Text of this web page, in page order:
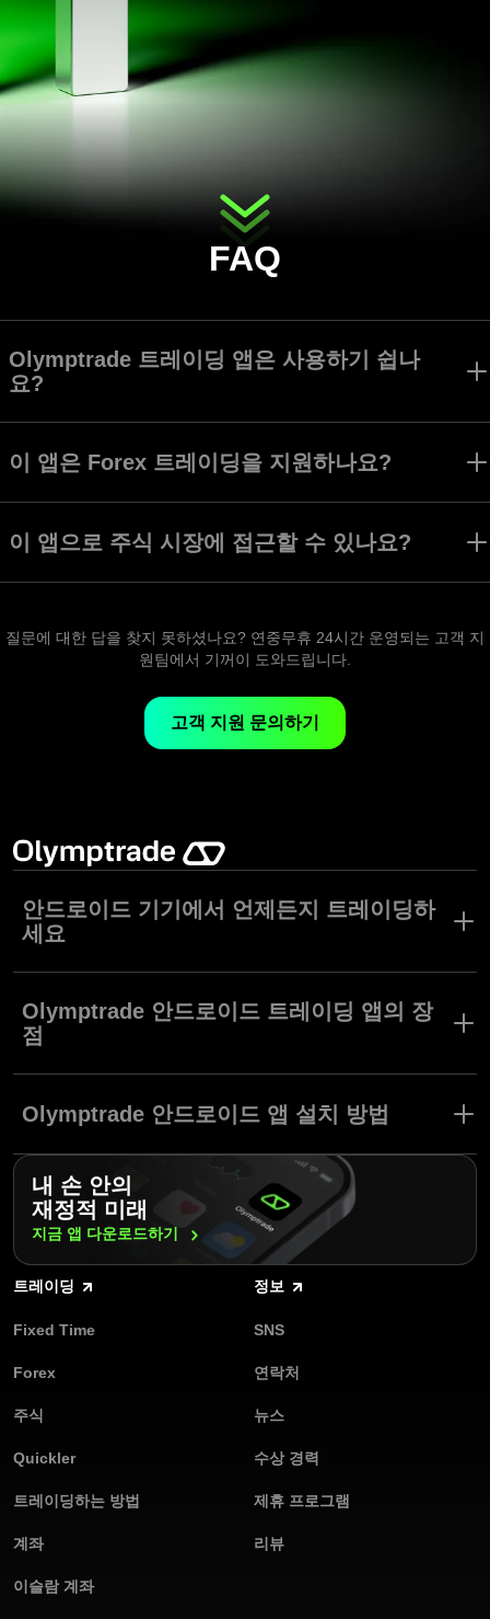
FAQ
Olymptrade 트레이딩 앱은 사용하기 쉽나
요?
를 검색하고 모든 도구를 사용할 수 있도록 만들어졌습니다.
이 앱은 Forex 트레이딩을 지원하나요?
모드, 전략, 자산이 지원되어 다양한 트레이딩 스타일과 취향을 가진 사
용자들 모두에게 안성맞춤입니다.
이 앱으로 주식 시장에 접근할 수 있나요?
질문에 대한 답을 찾지 못하셨나요? 연중무휴 24시간 운영되는 고객 지
원팀에서 기꺼이 도와드립니다.
고객 지원 문의하기
안드로이드 기기에서 언제든지 트레이딩하
세요
사의 편리한 안드로이드 트레이딩 앱은 노트북이나 PC와 동일한 기
능을 제공하여 트레이딩을 더욱 쉽게 만들어줍니다.
Olymptrade 안드로이드 앱을 사용하면 언제 어디서나 자산 호가를
계 수백만 사용자의 재정적인 니즈를 충족하기 위해 트렌드를 앞서
과적인 트레이딩을 경험하세요.
Olymptrade 안드로이드 트레이딩 앱의 장
점
기능성과 신뢰성을 경험하세요.
빠름, 편리, 무료: 당신의 트레이딩 잠재력을 완전하게 펼쳐보세
요.
여러 플랫폼에서 이용 가능: 다양한 앱스토어에서 앱에 접근하세
요.
언제 어디서나: 이동 중에도 트레이딩하고 계좌를 확인하세요.
사용자 친화적인 인터페이스: 직관적이고 탐색하기 쉬운 디자인
모의 계좌로 연습하세요: 위험 없이 실력을 갈고닦으세요.
24/7 고객 지원: 언제나 필요한 도움을 받으세요.
오늘 Olymptrade 안드로이드 앱을 다운로드하고 더 나은 트레이
Olymptrade 안드로이드 앱 설치 방법
Olymptrade 안드로이드 트레이딩 앱은 쉽게 설치할 수 있습니다.
다음 단계를 따라 진행하세요:
구글플레이 또는 Olymptrade 홈페이지에서 안드로이드 트레이
딩 앱을 다운로드하고 설치하세요.
앱에 가입하거나 계정에 로그인하세요.
모의 계좌에서 트레이딩 연습을 시작하세요. 활동 계좌로 트레이
딩할 준비가 되면, 17개 지원 통화 중 하나로 입금하세요.
Olymptrade의 사용자 친화적인 인터페이스와 매력적인 트레이딩
조건은 다른 온라인 트레이딩 앱과의 비교를 거부합니다. 지금
Olymptrade 안드로이드 트레이딩 앱을 다운로드하고 당신의 잠재
력을 최대한 발휘하세요!
내 손 안의
재정적 미래
지금 앱 다운로드하기
트레이딩
Fixed Time
Forex
주식
Quickler
트레이딩하는 방법
계좌
이슬람 계좌
정보
SNS
연락처
뉴스
수상 경력
제휴 프로그램
리뷰